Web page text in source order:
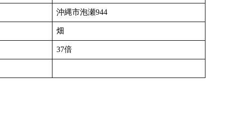
沖縄市泡瀬944
畑
37倍